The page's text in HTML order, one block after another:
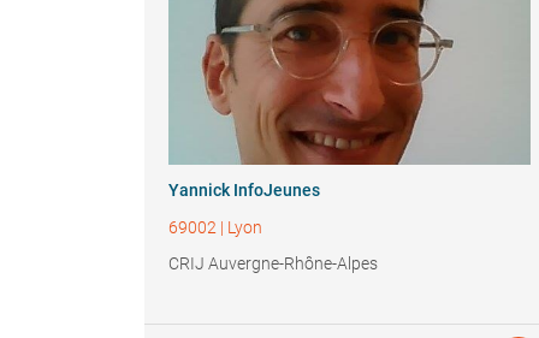
Yannick InfoJeunes
69002 | Lyon
CRIJ Auvergne-Rhône-Alpes